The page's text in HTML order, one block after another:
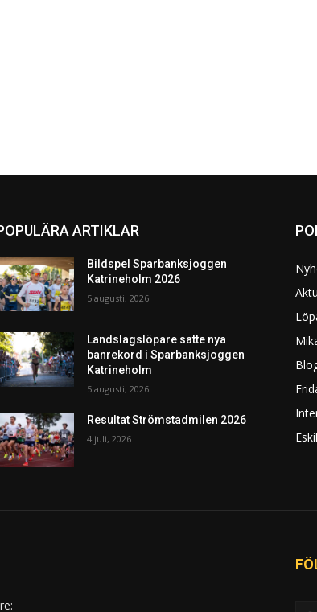
ARTIKLAR
Bildspel Sparbanksjoggen
Katrineholm 2026
5 augusti, 2026
Landslagslöpare satte nya
banrekord i Sparbanksjoggen
Katrineholm
5 augusti, 2026
Resultat Strömstadmilen 2026
4 juli, 2026
Eskil